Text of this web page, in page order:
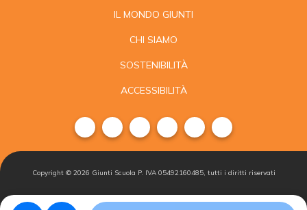
IL MONDO GIUNTI
CHI SIAMO
SOSTENIBILITÀ
ACCESSIBILITÀ
Copyright © 2026 Giunti Scuola P. IVA 05492160485, tutti i diritti riservati
Condizioni di Gestisci i Iscriviti alla